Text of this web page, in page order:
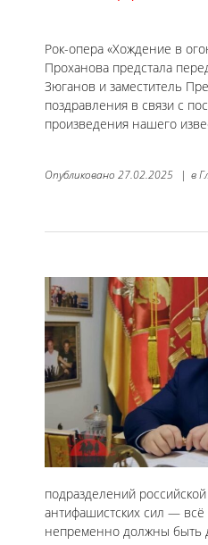
Рок-опера «Хождение в
Проханова предстала
Зюганов и заместитель
поздравления в связи с
произведения нашего
Опубликовано 27.02.2025 | в
подразделений
антифашистских сил — всё
непременно должны быть